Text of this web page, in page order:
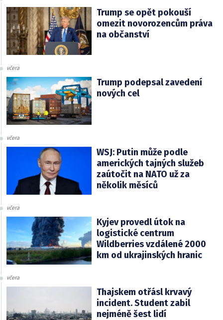
Trump se opět pokouší
omezit novorozencům práva
na občanství
včera
Trump podepsal zavedení
nových cel
včera
WSJ: Putin může podle
amerických tajných služeb
zaútočit na NATO už za
několik měsíců
včera
Kyjev provedl útok na
logistické centrum
Wildberries vzdálené 2000
km od ukrajinských hranic
včera
Thajskem otřásl krvavý
incident. Student zabil
nejméně šest lidí